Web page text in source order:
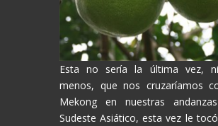
Esta no sería la última vez,
menos, que nos cruzaríamos
Mekong en nuestras
Sudeste Asiático, esta vez le